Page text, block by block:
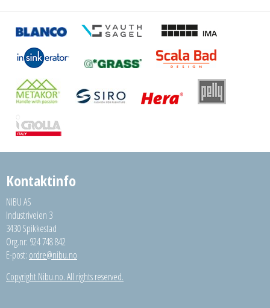
Kontaktinfo
NIBU AS
Industriveien 3
3430 Spikkestad
Org.nr: 924 748 842
E-post: ordre@nibu.no
Copyright Nibu.no. All rights reserved.